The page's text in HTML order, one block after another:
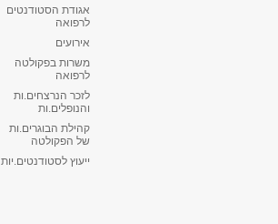
אגודת הסטודנטים
לרפואה
אירועים
משרות בפקולטה
לרפואה
לזכר הנרצחים.ות
והנופלים.ות
קהילת הבוגרים.ות
של הפקולטה
ייעוץ לסטודנטים.יות